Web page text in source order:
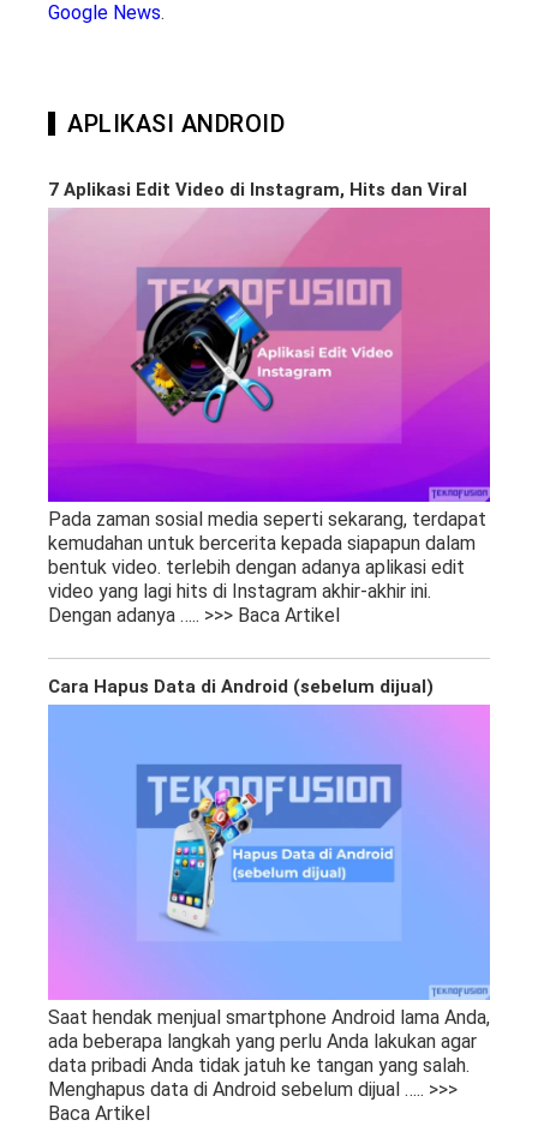
Google News.
APLIKASI ANDROID
7 Aplikasi Edit Video di Instagram, Hits dan Viral
Pada zaman sosial media seperti sekarang, terdapat
kemudahan untuk bercerita kepada siapapun dalam
bentuk video. terlebih dengan adanya aplikasi edit
video yang lagi hits di Instagram akhir-akhir ini.
Dengan adanya ….. >>> Baca Artikel
Cara Hapus Data di Android (sebelum dijual)
Saat hendak menjual smartphone Android lama Anda,
ada beberapa langkah yang perlu Anda lakukan agar
data pribadi Anda tidak jatuh ke tangan yang salah.
Menghapus data di Android sebelum dijual ….. >>>
Baca Artikel